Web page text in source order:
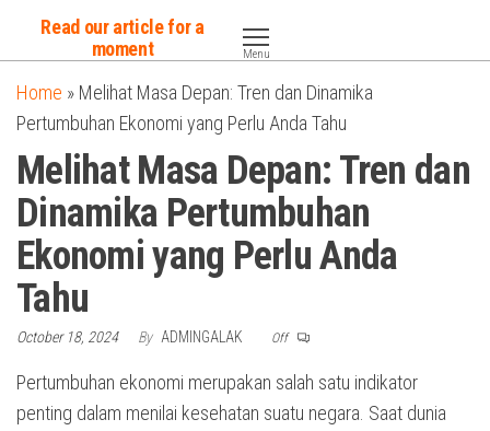
content
Read our article for a
moment
Menu
Home » Melihat Masa Depan: Tren dan Dinamika
Pertumbuhan Ekonomi yang Perlu Anda Tahu
Melihat Masa Depan: Tren dan
Dinamika Pertumbuhan
Ekonomi yang Perlu Anda
Tahu
October 18, 2024 By ADMINGALAK Off
Pertumbuhan ekonomi merupakan salah satu indikator
penting dalam menilai kesehatan suatu negara. Saat dunia